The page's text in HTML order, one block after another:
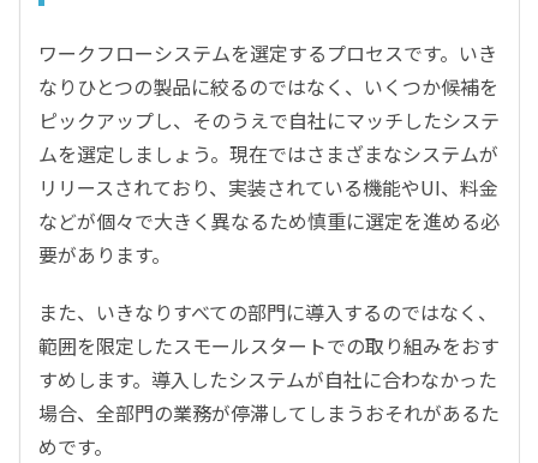
ワークフローシステムを選定するプロセスです。いき
なりひとつの製品に絞るのではなく、いくつか候補を
ピックアップし、そのうえで自社にマッチしたシステ
ムを選定しましょう。現在ではさまざまなシステムが
リリースされており、実装されている機能やUI、料金
などが個々で大きく異なるため慎重に選定を進める必
要があります。
また、いきなりすべての部門に導入するのではなく、
範囲を限定したスモールスタートでの取り組みをおす
すめします。導入したシステムが自社に合わなかった
場合、全部門の業務が停滞してしまうおそれがあるた
めです。